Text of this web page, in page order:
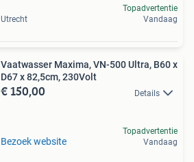
Utrecht
Topadvertentie
Vandaag
Vaatwasser Maxima, VN-500 Ultra, B60 x
D67 x 82,5cm, 230Volt
€ 150,00 Details
Bezoek website
Topadvertentie
Vandaag